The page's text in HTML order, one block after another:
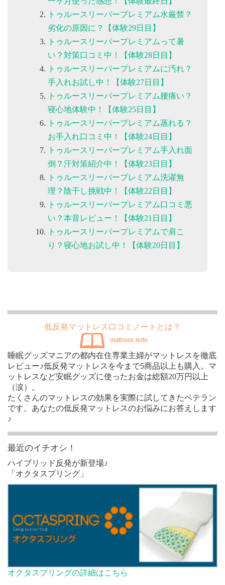
トゥルースリーパープレミアム水厳禁？
劣化の原因に？【体験29日目】
トゥルースリーパープレミアムって暑
い？対策口コミ中！【体験28日目】
トゥルースリーパープレミアムに汚れ？
手入れお試し中！【体験27日目】
トゥルースリーパープレミアム腰痛い？
寝心地体験中！【体験25日目】
トゥルースリーパープレミアム蒸れる？
お手入れ口コミ中！【体験24日目】
トゥルースリーパープレミアム手入れ面
倒？汗対策紹介中！【体験23日目】
トゥルースリーパープレミアム洗濯無
理？陰干し挑戦中！【体験22日目】
トゥルースリーパープレミアム口コミ悪
い？本音レビュー！【体験21日目】
トゥルースリーパープレミアムで肩こ
り？寝心地お試し中！【体験20日目】
低反発マットレス口コミノートとは？
睡眠グッズマニアの都内在住専業主婦がマットレスを徹底
レビュー♪低反発マットレスを今まで5商品以上も購入。マ
ットレスなど安眠グッズに使ったお金は総額20万円以上
（涙）。
たくさんのマットレスの効果を実際に試してきたベテラン
です。あなたの低反発マットレスのお悩みにお答えします
♪
最近のイチオシ！
ハイブリッド反発が新登場♪
「オクタスプリング」
オクタスプリングの詳細はこちら